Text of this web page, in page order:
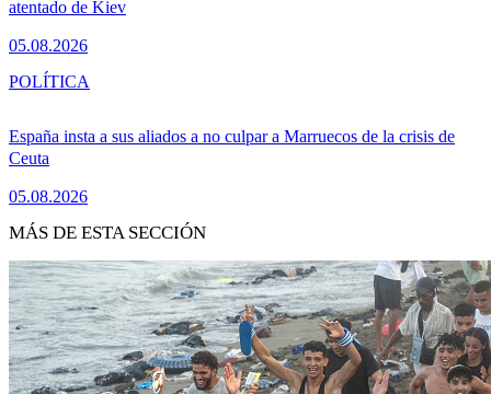
atentado de Kiev
05.08.2026
España insta a sus aliados a no culpar a Marruecos de la crisis de
Ceuta
05.08.2026
POLÍTICA
MÁS DE ESTA SECCIÓN